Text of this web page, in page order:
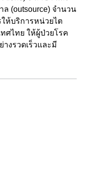
ล (outsource) จำนวน
ห้บริการหน่วยไต
ศไทย ให้ผู้ป่วยโรค
างรวดเร็วและมี